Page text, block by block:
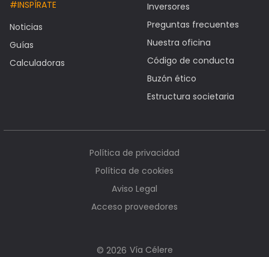
#INSPÍRATE
Noticias
Guías
Calculadoras
Inversores
Preguntas frecuentes
Nuestra oficina
Código de conducta
Buzón ético
Estructura societaria
© 2026 Vía Célere
Política de privacidad
Política de cookies
Aviso Legal
Acceso proveedores